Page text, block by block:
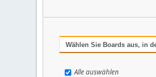
Wählen Sie Boards aus, in
Alle auswählen